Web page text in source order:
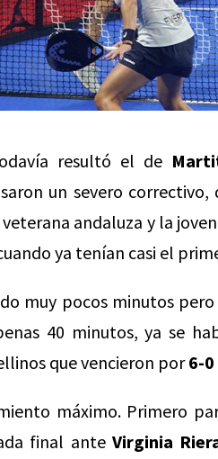
resultó el de
un severo correctivo,
veterana andaluza y la
ya tenían casi el
muy pocos minutos
40 minutos, ya se
que vencieron por6-0
máximo. Primero
final ante Virginia